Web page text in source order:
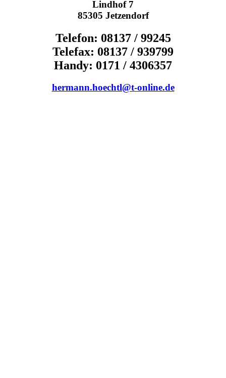
Lindhof 7
85305 Jetzendorf
Telefon: 08137 / 99245
Telefax: 08137 / 939799
Handy: 0171 / 4306357
hermann.hoechtl@t-online.de